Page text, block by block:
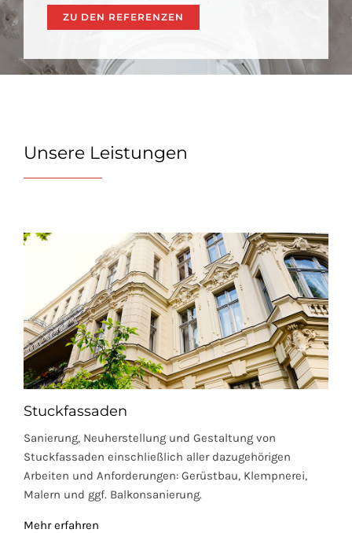
ZU DEN REFERENZEN
Unsere Leistungen
Stuckfassaden
Sanierung, Neuherstellung und Gestaltung von
Stuckfassaden einschließlich aller dazugehörigen
Arbeiten und Anforderungen: Gerüstbau, Klempnerei,
Malern und ggf. Balkonsanierung.
Mehr erfahren